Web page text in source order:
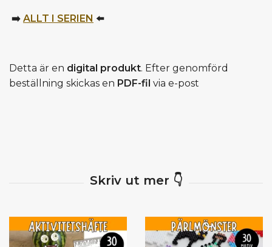
➡️ ALLT I SERIEN ⬅️
Detta är en digital produkt. Efter genomförd
beställning skickas en PDF-fil via e-post